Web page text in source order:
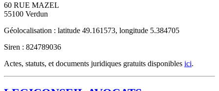
60 RUE MAZEL
55100 Verdun
Géolocalisation : latitude 49.161573, longitude 5.384705
Siren : 824789036
Actes, statuts, et documents juridiques gratuits disponibles ici.